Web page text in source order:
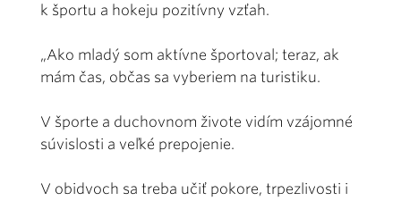
k športu a hokeju pozitívny vzťah.
„Ako mladý som aktívne športoval; teraz, ak
mám čas, občas sa vyberiem na turistiku.
V športe a duchovnom živote vidím vzájomné
súvislosti a veľké prepojenie.
V obidvoch sa treba učiť pokore, trpezlivosti i